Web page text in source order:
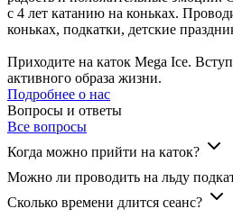
с 4 лет катанию на коньках.
коньках, подкатки, детские
Приходите на каток Mega Ice.
активного образа жизни.
Подробнее о нас
Вопросы и ответы
Все вопросы
Когда можно прийти на каток?
Можно ли проводить на льду
Сколько времени длится сеанс?